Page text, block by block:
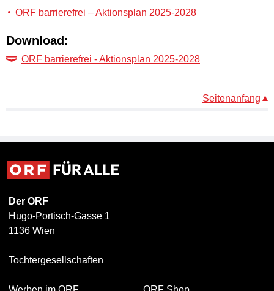
ORF barrierefrei – Aktionsplan 2025-2028
Download:
ORF barrierefrei - Aktionsplan 2025-2028
Seitenanfang
Der ORF
Hugo-Portisch-Gasse 1
1136 Wien
Tochtergesellschaften